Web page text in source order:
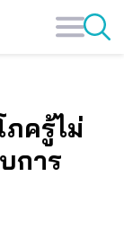
ครู้ไม่
การ